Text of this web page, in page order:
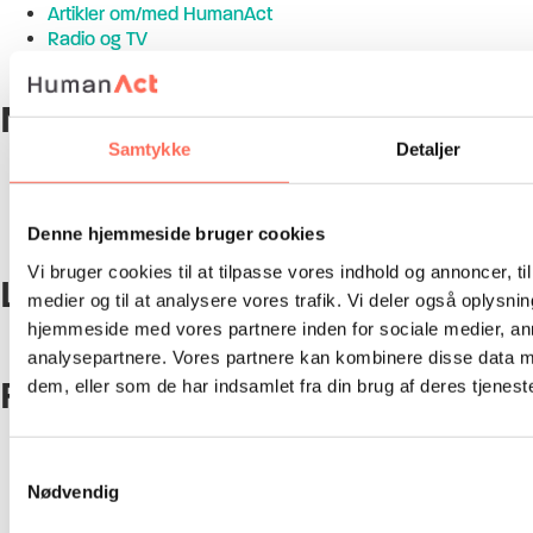
Samtykke Detaljer
Denne hjemmeside bruger cookies
Vi bruger cookies til at tilpasse vores indhold og annoncer,
medier og til at analysere vores trafik. Vi deler også
hjemmeside med vores partnere inden for sociale medier,
analysepartnere. Vores partnere kan kombinere disse data
dem, eller som de har indsamlet fra din brug af deres
Nødvendig
Artikler om/med HumanAct
Radio og TV
Nyeste indlæg
Søren Braskov interviewes om arvestridigheder i
Berlingske
Faciliteret dialog – et ledelsesredskab til konflikthåndtering
LinkedIn
Facebook